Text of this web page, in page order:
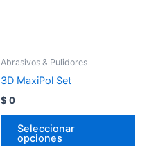
Abrasivos & Pulidores
3D MaxiPol Set
$ 0
Seleccionar
opciones